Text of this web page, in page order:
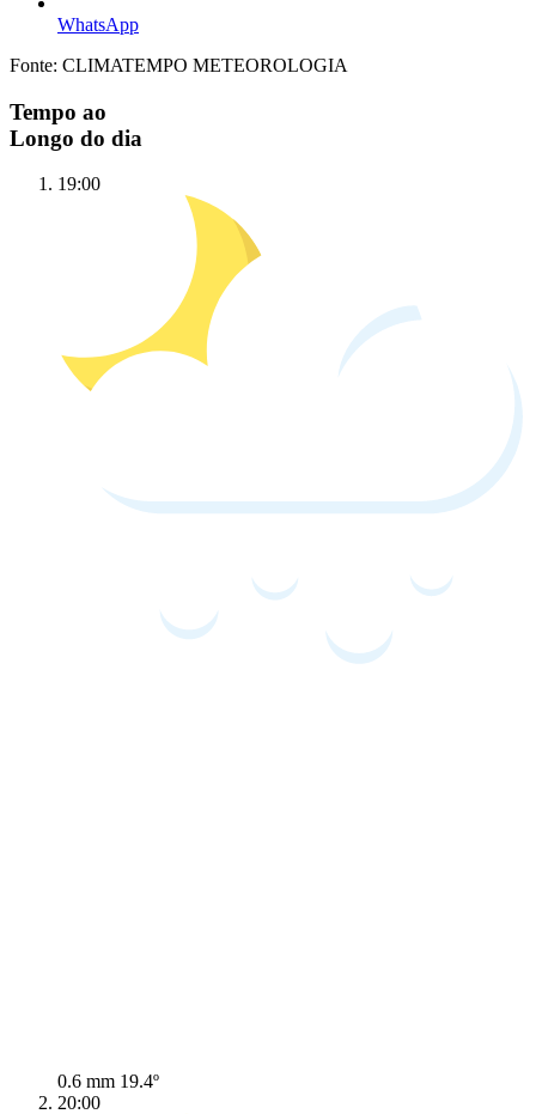
WhatsApp
Fonte: CLIMATEMPO METEOROLOGIA
Tempo ao
Longo do dia
19:00
0.6 mm 19.4º
20:00